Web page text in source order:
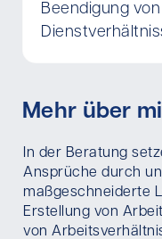
Beendigung
Mehr über
In der Beratung
Ansprüche durch
maßgeschneiderte
Erstellung von
von